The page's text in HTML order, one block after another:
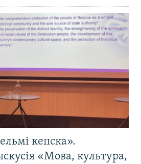
кепска».
«Мова, культура,